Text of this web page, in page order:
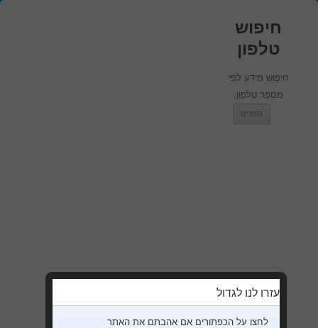
חיפוש
טלפון
חיפוש מידע לפי
מספר טלפון.
תפריט
עזרו לנו לגדול
לחצו על הכפתורים אם אהבתם את האתר